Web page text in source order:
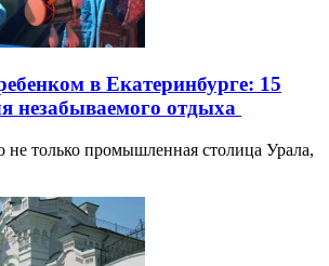
в Екатеринбурге: 15
незабываемого отдыха
не только промышленная столица Урала,